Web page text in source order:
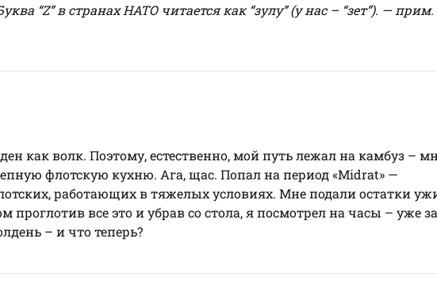
“Z” в странах НАТО читается как “зулу” (у нас – “зет”). — прим.
как волк. Поэтому, естественно, мой путь лежал на камбуз –
флотскую кухню. Ага, щас. Попал на период «Midrat» —
работающих в тяжелых условиях. Мне подали остатки
проглотив все это и убрав со стола, я посмотрел на часы – уже за
– и что теперь?